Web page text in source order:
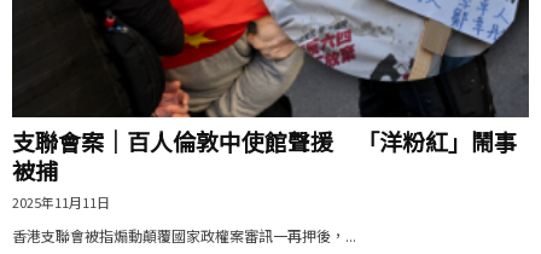
支聯會案｜百人倫敦中使館聲援 「洋粉紅」鬧事
被捕
2025年11月11日
香港支聯會被指煽動顛覆國家政權案審訊一再押後，...